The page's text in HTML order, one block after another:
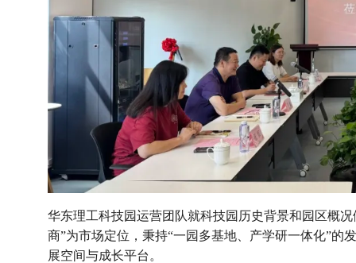
华东理工科技园运营团队就科技园历史背景和园区概
商”为市场定位，秉持“一园多基地、产学研一体化”的
展空间与成长平台。